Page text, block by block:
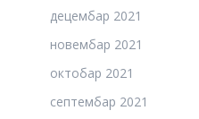
децембар 2021
новембар 2021
октобар 2021
септембар 2021